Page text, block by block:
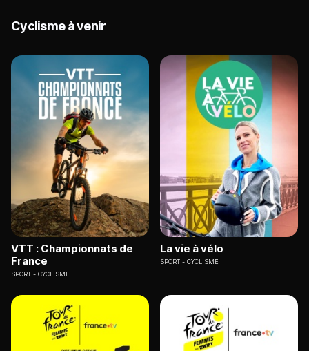
Cyclisme à venir
VTT : Championnats de
France
SPORT CYCLISME
La vie à vélo
SPORT CYCLISME